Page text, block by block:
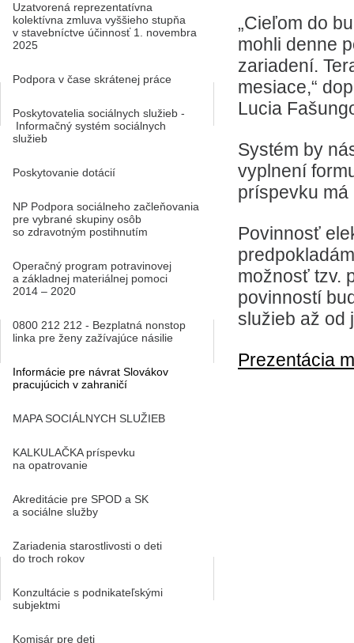
„Cieľom do
mohli denne
zariadení.
mesiace,“
Lucia
Systém by
vyplnení
príspevku má
Povinnosť
možnosť tzv.
povinností
služieb až od
Prezentácia
Uzatvorená reprezentatívna
kolektívna zmluva vyššieho stupňa
v stavebníctve účinnosť 1. novembra
2025
Podpora v čase skrátenej práce
Poskytovatelia sociálnych služieb -
Informačný systém sociálnych
služieb
Poskytovanie dotácií
NP Podpora sociálneho začleňovania
pre vybrané skupiny osôb
so zdravotným postihnutím
Operačný program potravinovej
a základnej materiálnej pomoci
2014 – 2020
0800 212 212 - Bezplatná nonstop
linka pre ženy zažívajúce násilie
Informácie pre návrat Slovákov
pracujúcich v zahraničí
MAPA SOCIÁLNYCH SLUŽIEB
KALKULAČKA príspevku
na opatrovanie
Akreditácie pre SPOD a SK
a sociálne služby
Zariadenia starostlivosti o deti
do troch rokov
Konzultácie s podnikateľskými
subjektmi
Komisár pre deti